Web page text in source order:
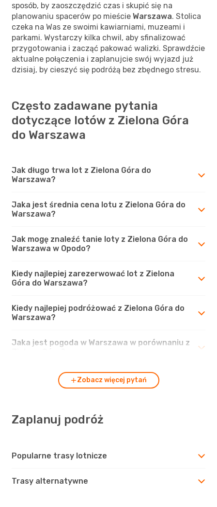
sposób, by zaoszczędzić czas i skupić się na
planowaniu spacerów po mieście Warszawa. Stolica
czeka na Was ze swoimi kawiarniami, muzeami i
parkami. Wystarczy kilka chwil, aby sfinalizować
przygotowania i zacząć pakować walizki. Sprawdźcie
aktualne połączenia i zaplanujcie swój wyjazd już
dzisiaj, by cieszyć się podróżą bez zbędnego stresu.
Często zadawane pytania
dotyczące lotów z Zielona Góra
do Warszawa
Jak długo trwa lot z Zielona Góra do
Warszawa?
Jaka jest średnia cena lotu z Zielona Góra do
Warszawa?
Jak mogę znaleźć tanie loty z Zielona Góra do
Warszawa w Opodo?
Kiedy najlepiej zarezerwować lot z Zielona
Góra do Warszawa?
Kiedy najlepiej podróżować z Zielona Góra do
Warszawa?
Jaka jest pogoda w Warszawa w porównaniu z
Zobacz więcej pytań
Zaplanuj podróż
Popularne trasy lotnicze
Trasy alternatywne